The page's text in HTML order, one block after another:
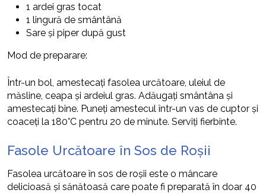
1 ardei gras tocat
1 lingură de smântână
Sare și piper după gust
Mod de preparare:
Într-un bol, amestecați fasolea urcătoare, uleiul de
măsline, ceapa și ardeiul gras. Adăugați smântâna și
amestecați bine. Puneți amestecul într-un vas de cuptor și
coaceți la 180°C pentru 20 de minute. Serviți fierbinte.
Fasole Urcătoare în Sos de Roșii
Fasolea urcătoare în sos de roșii este o mâncare
delicioasă și sănătoasă care poate fi preparată în doar 40